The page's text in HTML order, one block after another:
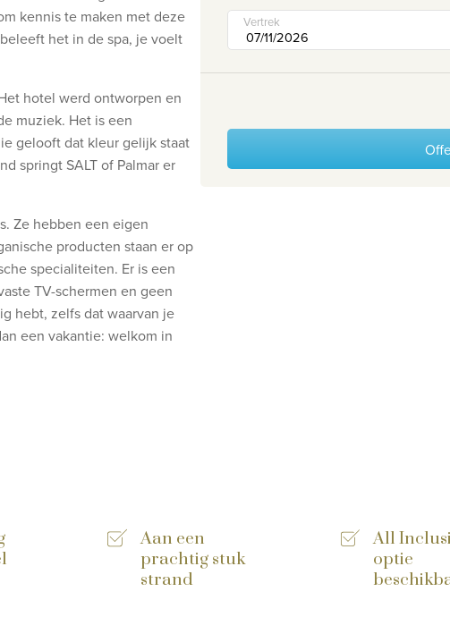
kennis te maken met deze
het in de spa, je voelt
hotel werd ontworpen en
muziek. Het is een
gelooft dat kleur gelijk staat
springt SALT of Palmar er
Ze hebben een eigen
producten staan er op
specialiteiten. Er is een
TV-schermen en geen
hebt, zelfs dat waarvan je
een vakantie: welkom in
Vertrek
Aan een
prachtig stuk
strand
All
optie